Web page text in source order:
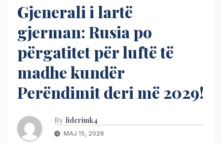
Gjenerali i lartë
gjerman: Rusia po
përgatitet për luftë të
madhe kundër
Perëndimit deri më 2029!
By liderimk4
MAJ 15, 2026